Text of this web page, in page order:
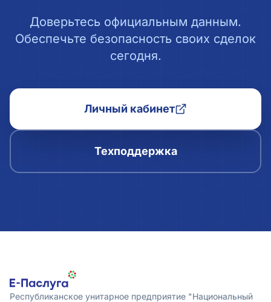
Доверьтесь официальным данным.
Обеспечьте безопасность своих сделок
сегодня.
Личный кабинет
Техподдержка
Республиканское унитарное предприятие "Национальный